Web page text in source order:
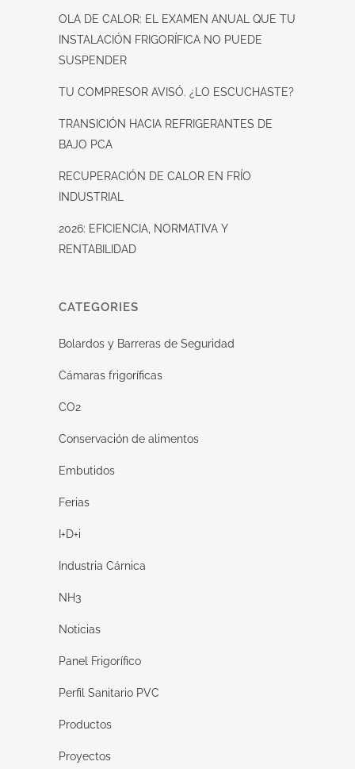
OLA DE CALOR: EL EXAMEN ANUAL QUE TU
INSTALACIÓN FRIGORÍFICA NO PUEDE
SUSPENDER
TU COMPRESOR AVISÓ. ¿LO ESCUCHASTE?
TRANSICIÓN HACIA REFRIGERANTES DE
BAJO PCA
RECUPERACIÓN DE CALOR EN FRÍO
INDUSTRIAL
2026: EFICIENCIA, NORMATIVA Y
RENTABILIDAD
CATEGORIES
Bolardos y Barreras de Seguridad
Cámaras frigoríficas
CO2
Conservación de alimentos
Embutidos
Ferias
I+D+i
Industria Cárnica
NH3
Noticias
Panel Frigorífico
Perfil Sanitario PVC
Productos
Proyectos